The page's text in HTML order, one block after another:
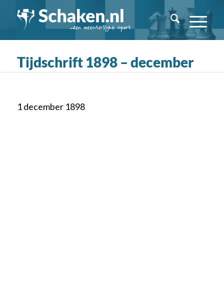
Tijdschrift 1898 – december
1 december 1898